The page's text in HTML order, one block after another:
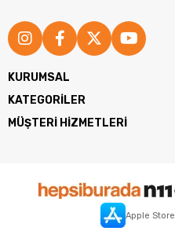
KURUMSAL
KATEGORİLER
MÜŞTERİ HİZMETLERİ
Apple Store